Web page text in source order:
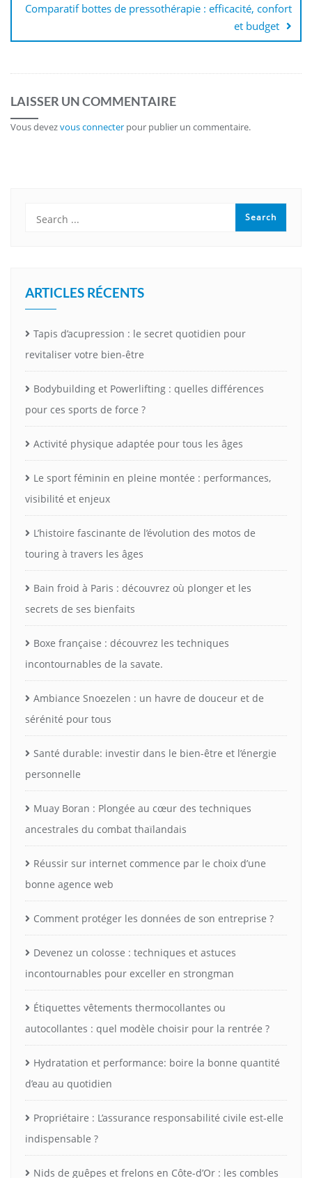
Comparatif bottes de pressothérapie : efficacité, confort
et budget
LAISSER UN COMMENTAIRE
Vous devezvous connecter pour publier un commentaire.
ARTICLES RÉCENTS
Tapis d’acupression : le secret quotidien pour
revitaliser votre bien-être
Bodybuilding et Powerlifting : quelles différences
pour ces sports de force ?
Activité physique adaptée pour tous les âges
Le sport féminin en pleine montée : performances,
visibilité et enjeux
L’histoire fascinante de l’évolution des motos de
touring à travers les âges
Bain froid à Paris : découvrez où plonger et les
secrets de ses bienfaits
Boxe française : découvrez les techniques
incontournables de la savate.
Ambiance Snoezelen : un havre de douceur et de
sérénité pour tous
Santé durable: investir dans le bien-être et l’énergie
personnelle
Muay Boran : Plongée au cœur des techniques
ancestrales du combat thaïlandais
Réussir sur internet commence par le choix d’une
bonne agence web
Comment protéger les données de son entreprise ?
Devenez un colosse : techniques et astuces
incontournables pour exceller en strongman
Étiquettes vêtements thermocollantes ou
autocollantes : quel modèle choisir pour la rentrée ?
Hydratation et performance: boire la bonne quantité
d’eau au quotidien
Propriétaire : L’assurance responsabilité civile est-elle
indispensable ?
Nids de guêpes et frelons en Côte-d’Or : les combles